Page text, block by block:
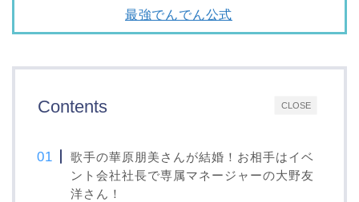
最強でんでん公式
CLOSE
Contents
歌手の華原朋美さんが結婚！お相手はイベ
ント会社社長で専属マネージャーの大野友
洋さん！